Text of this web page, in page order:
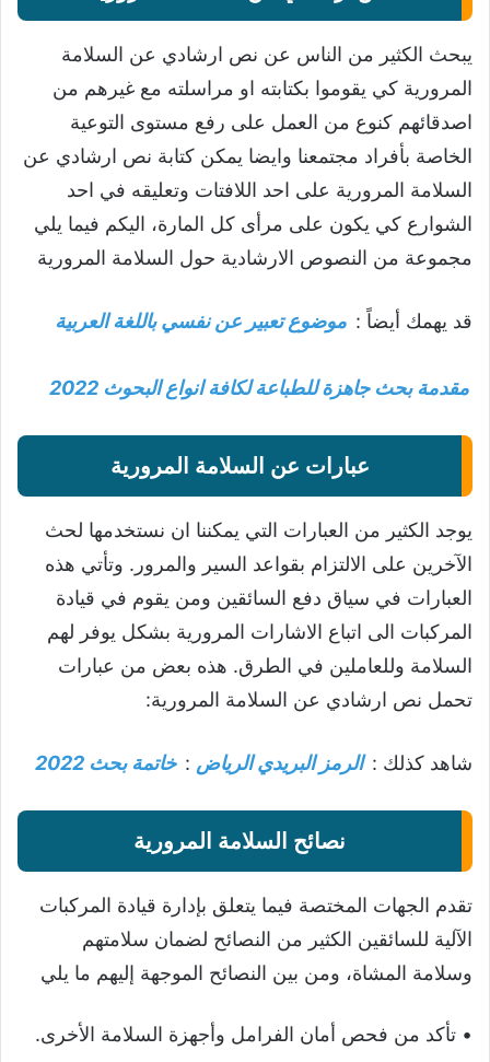
يبحث الكثير من الناس عن نص ارشادي عن السلامة
المرورية كي يقوموا بكتابته او مراسلته مع غيرهم من
اصدقائهم كنوع من العمل على رفع مستوى التوعية
الخاصة بأفراد مجتمعنا وايضا يمكن كتابة نص ارشادي عن
السلامة المرورية على احد اللافتات وتعليقه في احد
الشوارع كي يكون على مرأى كل المارة، اليكم فيما يلي
مجموعة من النصوص الارشادية حول السلامة المرورية
قد يهمك أيضاً : موضوع تعبير عن نفسي باللغة العربية
مقدمة بحث جاهزة للطباعة لكافة انواع البحوث 2022
عبارات عن السلامة المرورية
يوجد الكثير من العبارات التي يمكننا ان نستخدمها لحث
الآخرين على الالتزام بقواعد السير والمرور. وتأتي هذه
العبارات في سياق دفع السائقين ومن يقوم في قيادة
المركبات الى اتباع الاشارات المرورية بشكل يوفر لهم
السلامة وللعاملين في الطرق. هذه بعض من عبارات
تحمل نص ارشادي عن السلامة المرورية:
شاهد كذلك : الرمز البريدي الرياض : خاتمة بحث 2022
نصائح السلامة المرورية
تقدم الجهات المختصة فيما يتعلق بإدارة قيادة المركبات
الآلية للسائقين الكثير من النصائح لضمان سلامتهم
وسلامة المشاة، ومن بين النصائح الموجهة إليهم ما يلي
• تأكد من فحص أمان الفرامل وأجهزة السلامة الأخرى.